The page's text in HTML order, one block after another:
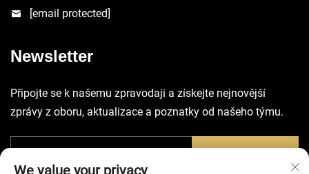
[email protected]
Newsletter
Připojte se k našemu zpravodaji a získejte nejnovější
zprávy z oboru, aktualizace a poznatky od našeho týmu.
We value your privacy